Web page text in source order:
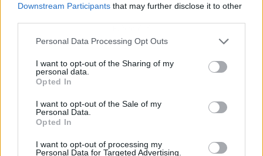
Downstream Participants that may further disclose it to other
Personal Data Processing Opt Outs
I want to opt-out of the Sharing of my
personal data.
Opted In
I want to opt-out of the Sale of my
Personal Data.
Opted In
I want to opt-out of processing my
Personal Data for Targeted Advertising.